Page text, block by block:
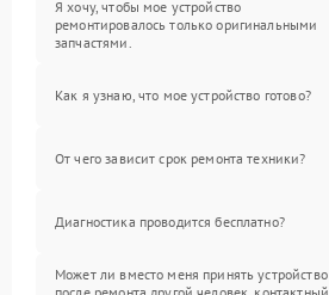
Я хочу, чтобы мое устройство
ремонтировалось только оригинальными
запчастями.
Как я узнаю, что мое устройство готово?
От чего зависит срок ремонта техники?
Диагностика проводится бесплатно?
Может ли вместо меня принять устройство